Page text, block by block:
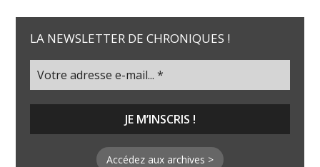
LA NEWSLETTER DE CHRONIQUES !
Accédez aux archives >